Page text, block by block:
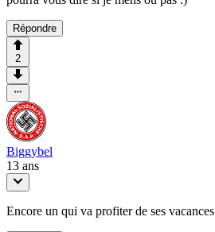
Répondre
2
Biggybel
13 ans
Encore un qui va profiter de ses vacances